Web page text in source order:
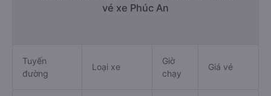
vé xe Phúc An
Tuyến
đường
Loại xe
Giờ
chạy
Giá vé